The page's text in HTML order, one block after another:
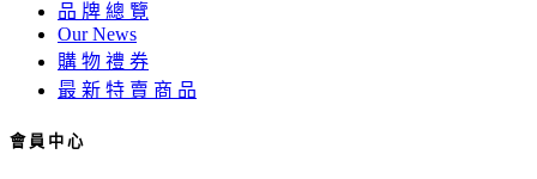
品 牌 總 覽
Our News
購 物 禮 券
最 新 特 賣 商 品
會 員 中 心